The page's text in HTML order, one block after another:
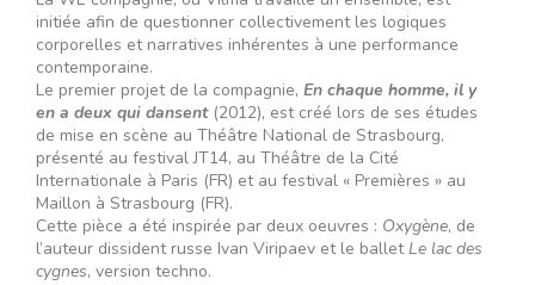
initiée afin de questionner collectivement les logiques
corporelles et narratives inhérentes à une performance
contemporaine.
Le premier projet de la compagnie, En chaque homme, il y
en a deux qui dansent(2012), est créé lors de ses études
de mise en scène au Théâtre National de Strasbourg,
présenté au festival JT14, au Théâtre de la Cité
Internationale à Paris (FR) et au festival « Premières » au
Maillon à Strasbourg (FR).
Cette pièce a été inspirée par deux oeuvres : Oxygène, de
l’auteur dissident russe Ivan Viripaev et le ballet Le lac des
cygnes, version techno.